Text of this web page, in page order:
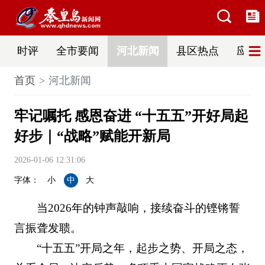
时评 全市要闻 河北新闻 县区热点 应急
首页 河北新闻
牢记嘱托 感恩奋进 “十五五”开好局起
好步｜“战略”赋能开新局
2026-01-06 12:31:06
字体： 小 中 大
当2026年的钟声敲响，接续奋斗的铿锵誓
言振聋发聩。
“十五五”开局之年，起步之势、开局之态，